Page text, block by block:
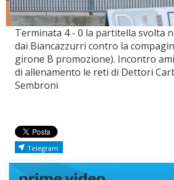
Terminata 4 - 0 la partitella svolta
dai Biancazzurri contro la
girone B promozione). Incontro
di allenamento le reti di Dettori
Sembroni
Telegram